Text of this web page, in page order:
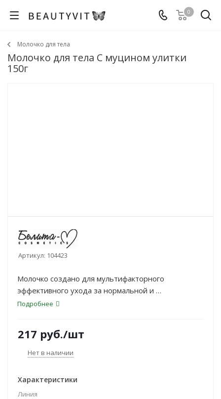
0
Молочко для тела
Молочко для тела С муцином улитки
150г
Артикул: 104423
Молочко создано для мультифакторного
эффективного ухода за нормальной и
чувствительной кожей тела. Основанное на
обеспечивает непревзойденное
увлажнение и смягчение, делает кожу гладкой,
Подробнее
217 руб./шт
Нет в наличии
Характеристики
Линия